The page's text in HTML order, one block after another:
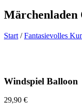
Märchenladen
Start /Fantasievolles
Windspiel Balloon
29,90 €